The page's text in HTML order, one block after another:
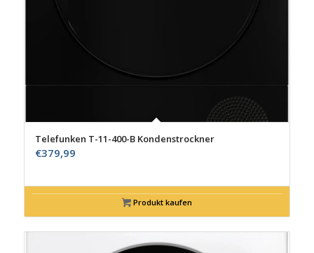
Telefunken T-11-400-B Kondenstrockner
€379,99
Produkt kaufen